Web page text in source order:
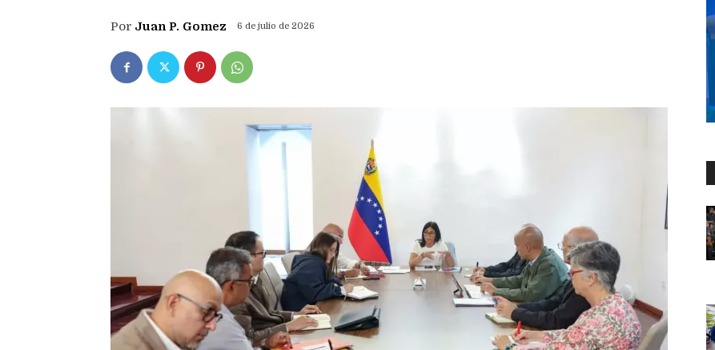
Por Juan P. Gomez 6 de julio de 2026